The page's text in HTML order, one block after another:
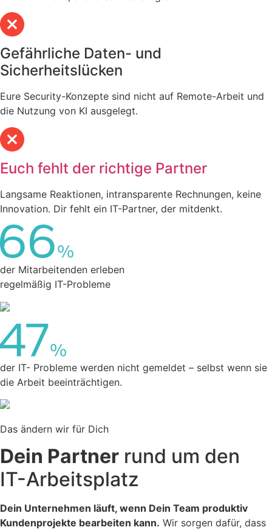
Gefährliche Daten- und
Sicherheitslücken
Eure Security-Konzepte sind nicht auf Remote-Arbeit und
die Nutzung von KI ausgelegt.
Euch fehlt der richtige Partner
Langsame Reaktionen, intransparente Rechnungen, keine
Innovation. Dir fehlt ein IT-Partner, der mitdenkt.
der Mitarbeitenden erleben
regelmäßig IT-Probleme
der IT- Probleme werden nicht gemeldet – selbst wenn sie
die Arbeit beeinträchtigen.
Das ändern wir für Dich
Dein Partner rund um den
IT-Arbeitsplatz
Dein Unternehmen läuft, wenn Dein Team produktiv
Kundenprojekte bearbeiten kann. Wir sorgen dafür, dass